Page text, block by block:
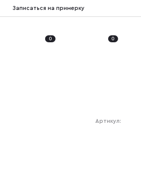
Записаться на примерку
0 0
Артикул: